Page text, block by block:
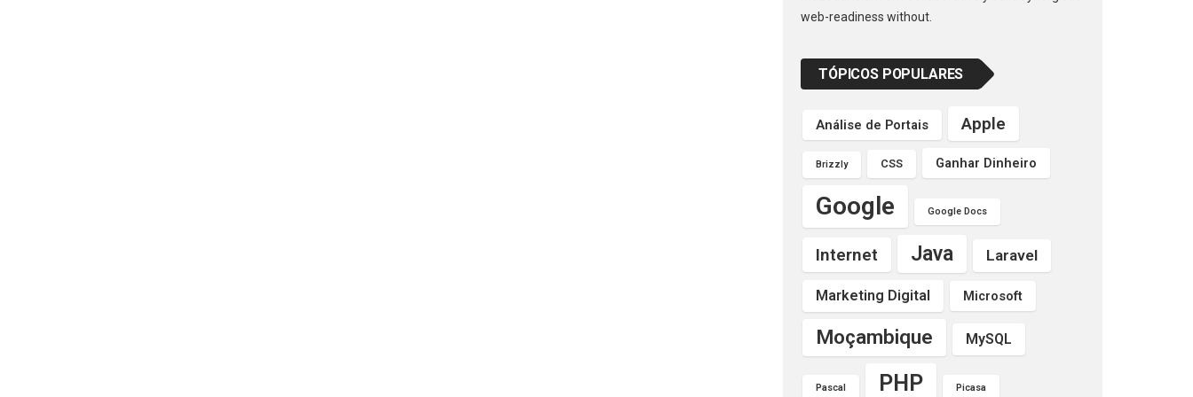
web-readiness without.
TÓPICOS POPULARES
Análise de Portais Apple
Brizzly CSS Ganhar Dinheiro
Google Google Docs
Internet Java Laravel
Marketing Digital Microsoft
Moçambique MySQL
Pascal PHP Picasa